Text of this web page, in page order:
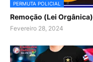
PERMUTA POLICIAL
Remoção (Lei Orgânica)
Fevereiro 28, 2024